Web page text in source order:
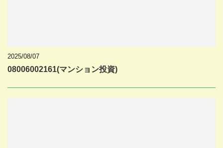
2025/08/07
08006002161(マンション投資)